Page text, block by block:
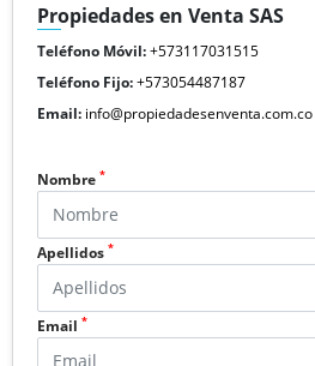
Propiedades en Venta SAS
Teléfono Móvil:+573117031515
Teléfono Fijo:+573054487187
Email: info@propiedadesenventa.com.co
Nombre *
Apellidos *
Email *